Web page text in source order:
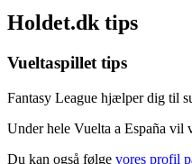
Holdet.dk tips
Vueltaspillet tips
Fantasy League hjælper dig til
Under hele Vuelta a España vil
Du kan også følge vores profil